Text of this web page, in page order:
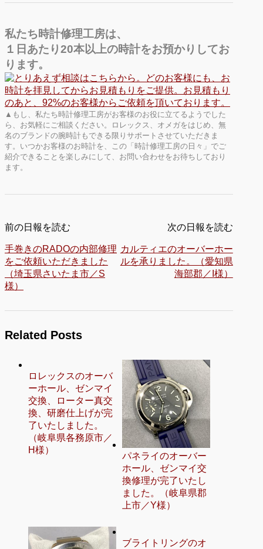
私たち時計修理工房は、
１日あたり20本以上の時計をお預かりしてお
ります。
▲もし、私たち時計修理工房がお客様のお役に立てるようでした
ら、お気軽にご相談ください。ロレックス、オメガをはじめ、無
名のブランドの腕時計もできる限りサポートさせていただきま
す。いつかお客様のお時計を、この「時計修理工房の日々」でご
紹介できることを楽しみにして、お問い合わせをお待ちしており
ます。
前の日報を読む
手巻きのRADOの内部修理
をご依頼いただきました
（埼玉県さいたま市／S
様）
次の日報を読む
カルティエのオーバーホー
ルを承りました。（愛知県
海部郡／I様）
Related Posts
ロレックスのオーバ
ーホール、ゼンマイ
交換、ローター真交
換、研磨仕上げが完
了いたしました。
（岐阜県各務原市／
H様）
パネライのオーバー
ホール、ゼンマイ交
換修理が完了いたし
ました。（岐阜県郡
上市／Y様）
ブライトリングのオ